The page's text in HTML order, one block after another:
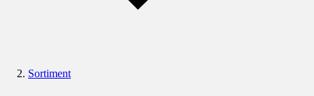
Sortiment